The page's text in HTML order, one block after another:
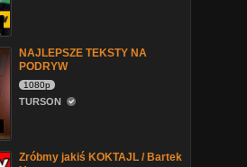
NAJLEPSZE TEKSTY NA
PODRYW
1080p
TURSON
Zróbmy jakiś KOKTAJL / Bartek